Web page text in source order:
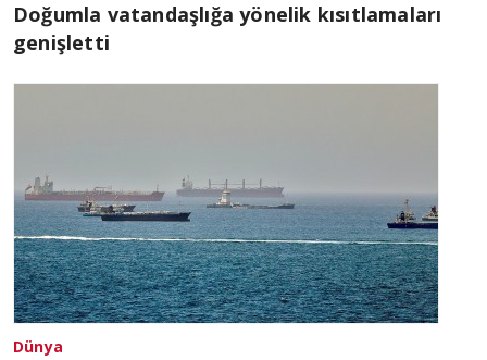
Doğumla vatandaşlığa yönelik kısıtlamaları
genişletti
Dünya